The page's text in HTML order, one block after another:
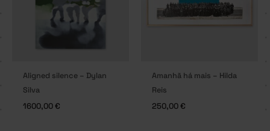
Aligned silence – Dylan
Silva
1600,00€
Amanhã há mais – Hilda
Reis
250,00€